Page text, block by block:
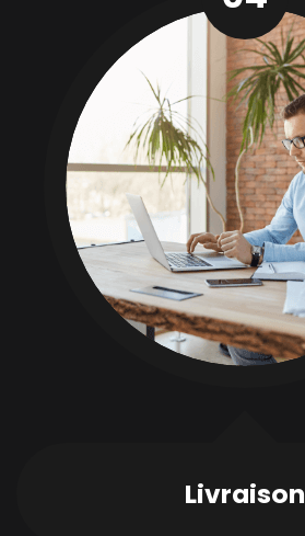
Livraison